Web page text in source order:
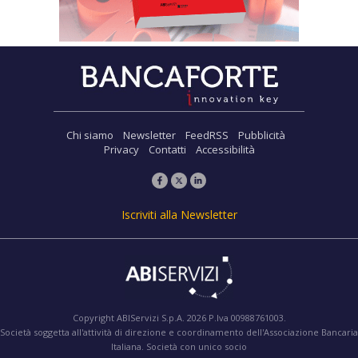
Chi siamo Newsletter FeedRSS
Pubblicità
Privacy
Contatti Accessibilità
Iscriviti alla Newsletter
Copyright ABIServizi S.p.A. 2026 P.Iva 00988761003.
Società soggetta all'attività di direzione e coordinamento dell'Associazione Bancaria
Italiana. Società con unico socio